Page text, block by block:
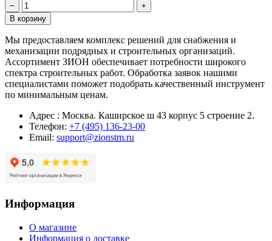
−
+
В корзину
Мы предоставляем комплекс решений для снабжения и
механизации подрядных и строительных организаций.
Ассортимент ЗИОН обеспечивает потребности широкого
спектра строительных работ. Обработка заявок нашими
специалистами поможет подобрать качественный инструмент
по минимальным ценам.
Адрес : Москва. Каширское ш 43 корпус 5 строение 2.
Телефон: +7 (495) 136-23-00
Email: support@zionstm.ru
Информация
О магазине
Информация о доставке